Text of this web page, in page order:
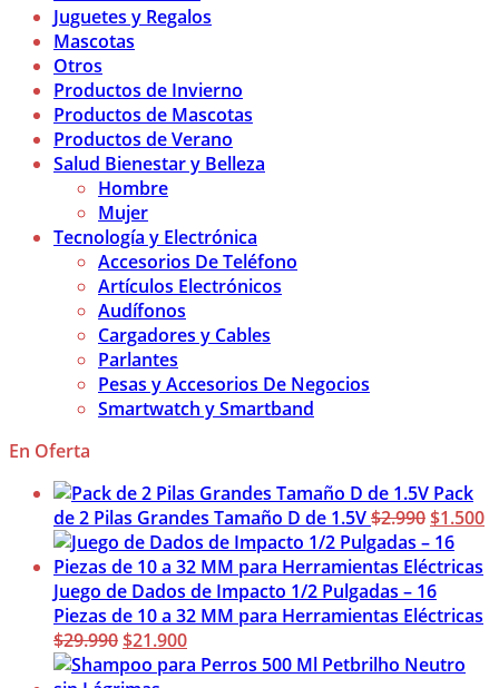
Juguetes y Regalos
Mascotas
Otros
Productos de Invierno
Productos de Mascotas
Productos de Verano
Salud Bienestar y Belleza
Hombre
Mujer
Tecnología y Electrónica
Accesorios De Teléfono
Artículos Electrónicos
Audífonos
Cargadores y Cables
Parlantes
Pesas y Accesorios De Negocios
Smartwatch y Smartband
En Oferta
Pack
de 2 Pilas Grandes Tamaño D de 1.5V$2.990El
precio
original
era:
$2.990.
$1.500El
Juego de Dados de Impacto 1/2 Pulgadas – 16
Piezas de 10 a 32 MM para Herramientas Eléctricas
$29.990El
precio
$21.900El
precio